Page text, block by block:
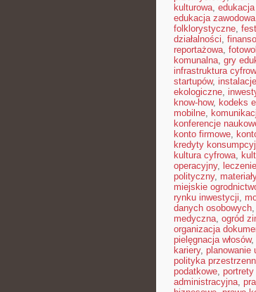
kulturowa,
edukacja zawodowa
folklorystyczne,
działalności,
reportażowa,
komunalna, gry
infrastruktura
startupów,
ekologiczne,
know-how, kodeks
mobilne,
konferencje
konto firmowe,
kredyty
kultura cyfrowa,
operacyjny, leczenie
polityczny,
miejskie
rynku inwestycji,
danych osobowych,
medyczna, ogród
organizacja
pielęgnacja włosów,
kariery, planowanie
polityka
podatkowe,
administracyjna,